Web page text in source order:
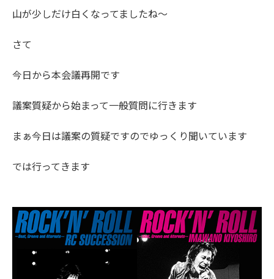
山が少しだけ白くなってましたね～
さて
今日から本会議再開です
議案質疑から始まって一般質問に行きます
まぁ今日は議案の質疑ですのでゆっくり聞いています
では行ってきます